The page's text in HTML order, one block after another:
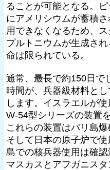
ることが可能となる。
にアメリシウムが蓄積
用できなくなるため、
プルトニウムが生成さ
命は限られている。
通常、最長で約150日で
時間が、兵器級材料と
します。イスラエルが
W-54型シリーズの装置
これらの装置はバリ島
そして日本の原子炉で
島での核兵器使用は確
マスカスとアフガニス